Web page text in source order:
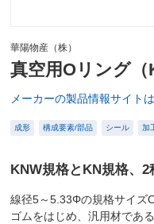
華陽物産（株）
真空用Oリング（
メーカーの製品情報サイト
成形 構成要素/部品 シール 加
KNW規格とKN規格、
線径5～5.33Φの規格サイズ
ゴムをはじめ、汎用材であ